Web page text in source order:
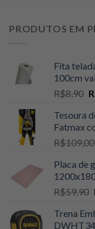
PRODUTOS EM
Fita
100cm
R$8,90 O
Tesoura
Fatmax
R$109,00
Placa de
R$59,90
Trena